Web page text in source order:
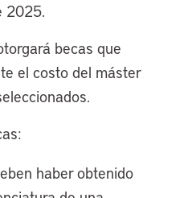
2025.
becas que
el costo del máster
haber obtenido